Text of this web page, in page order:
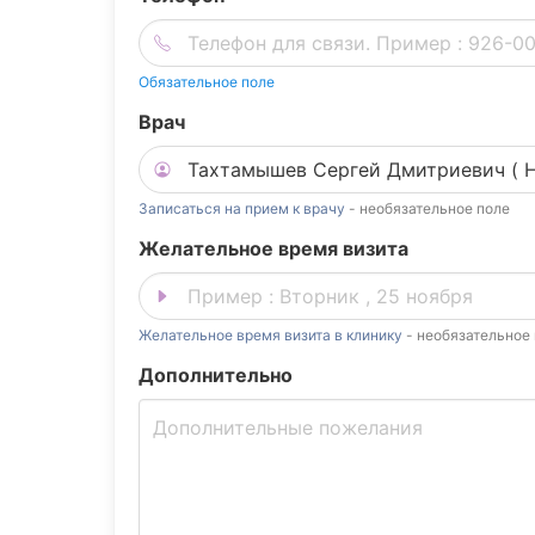
Обязательное поле
Врач
Записаться на прием к врачу - необязательное поле
Желательное время визита
Желательное время визита в клинику - необязательное
Дополнительно